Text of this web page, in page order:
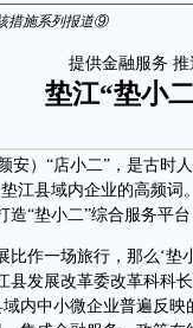
措施系列报道⑨
提供金融服务
垫江“垫小
）“店小二”，是古时人
江县域内企业的高频
造“垫小二”综合服务平
作一场旅行，那么‘垫
县发展改革委改革科科
内中小微企业普遍反